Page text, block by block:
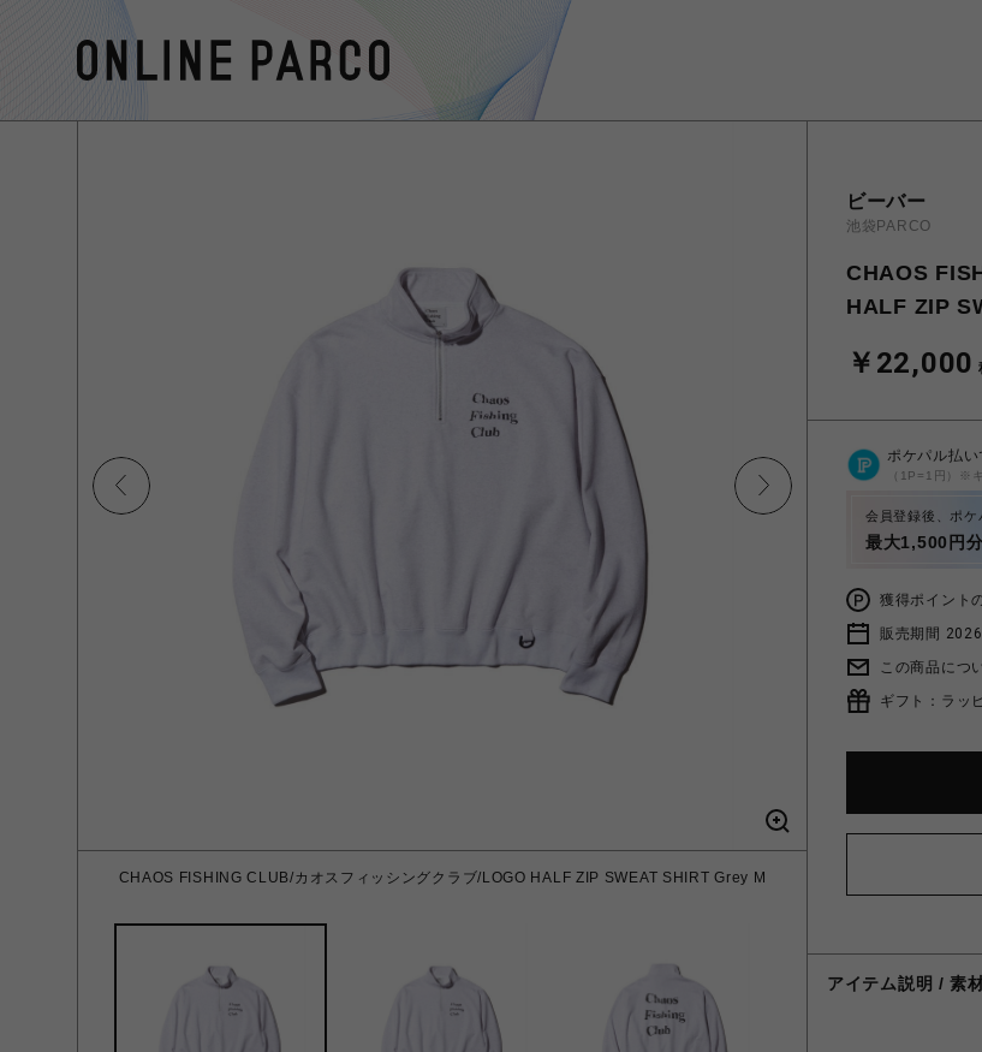
CHAOS FISHING CLUB/カオスフィッシングクラブ/LOGO HALF ZIP SWEAT SHIRT Grey M
ビーバー
池袋PARCO
CHAOS
HALF ZIP
￥22,000
ポケパル払い
（1P=1円）※
会員登録後、ポケ
最大1,500円
獲得ポイント
販売期間
この商品につ
ギフト：ラッ
アイテム説明 / 素